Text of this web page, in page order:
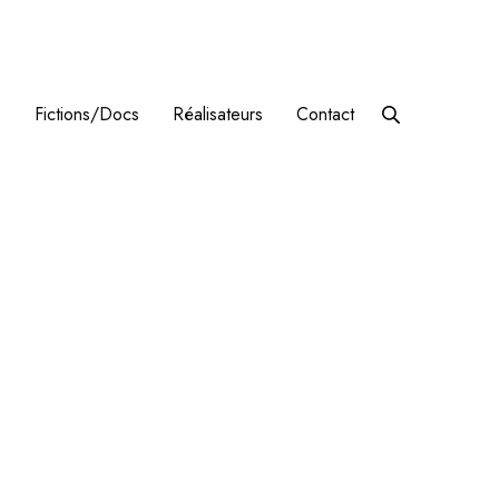
Fictions/Docs Réalisateurs Contact